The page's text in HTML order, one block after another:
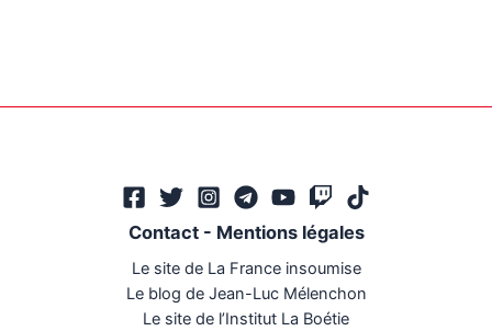
Contact- Mentions légales
Le site de La France insoumise
Le blog de Jean-Luc Mélenchon
Le site de l’Institut La Boétie